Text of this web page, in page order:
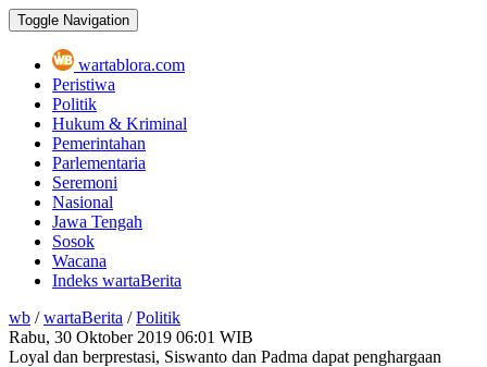
Toggle Navigation
wartablora.com
Peristiwa
Politik
Hukum & Kriminal
Pemerintahan
Parlementaria
Seremoni
Nasional
Jawa Tengah
Sosok
Wacana
Indeks wartaBerita
wb /wartaBerita /Politik
Rabu, 30 Oktober 2019 06:01 WIB
Loyal dan berprestasi, Siswanto dan Padma dapat penghargaan